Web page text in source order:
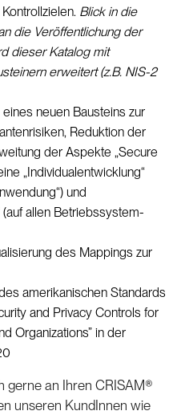
Blick in die
die Veröffentlichung der
dieser Katalog mit
erweitert (z.B. NIS-2
eines neuen Bausteins zur
Reduktion der
der Aspekte „Secure
„Individualentwicklung“
und
(auf allen Betriebssystem-
des Mappings zur
amerikanischen Standards
and Privacy Controls for
Organizations” in der
gerne an Ihren CRISAM®
unseren KundInnen wie